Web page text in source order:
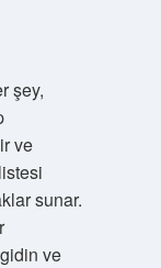
şey,
ve
sunar.
ve